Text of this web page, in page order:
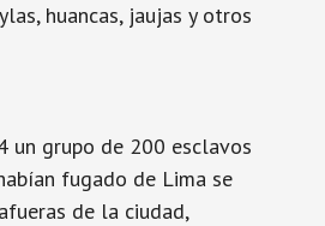
huancas, jaujas y otros
un grupo de 200 esclavos
fugado de Lima se
de la ciudad,